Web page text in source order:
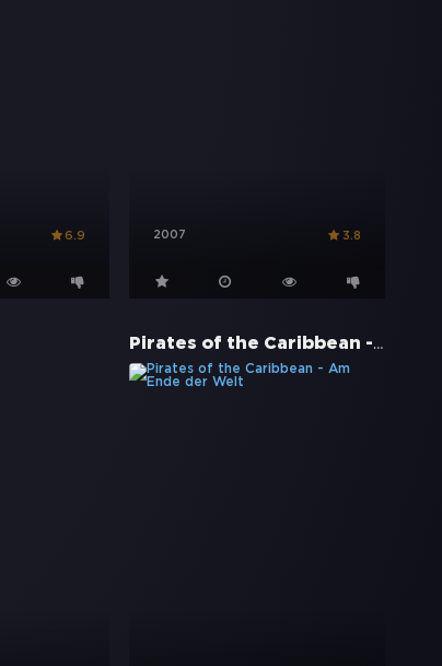
6.9 2007 3.8
Pirates of the Caribbean - Am Ende der Welt